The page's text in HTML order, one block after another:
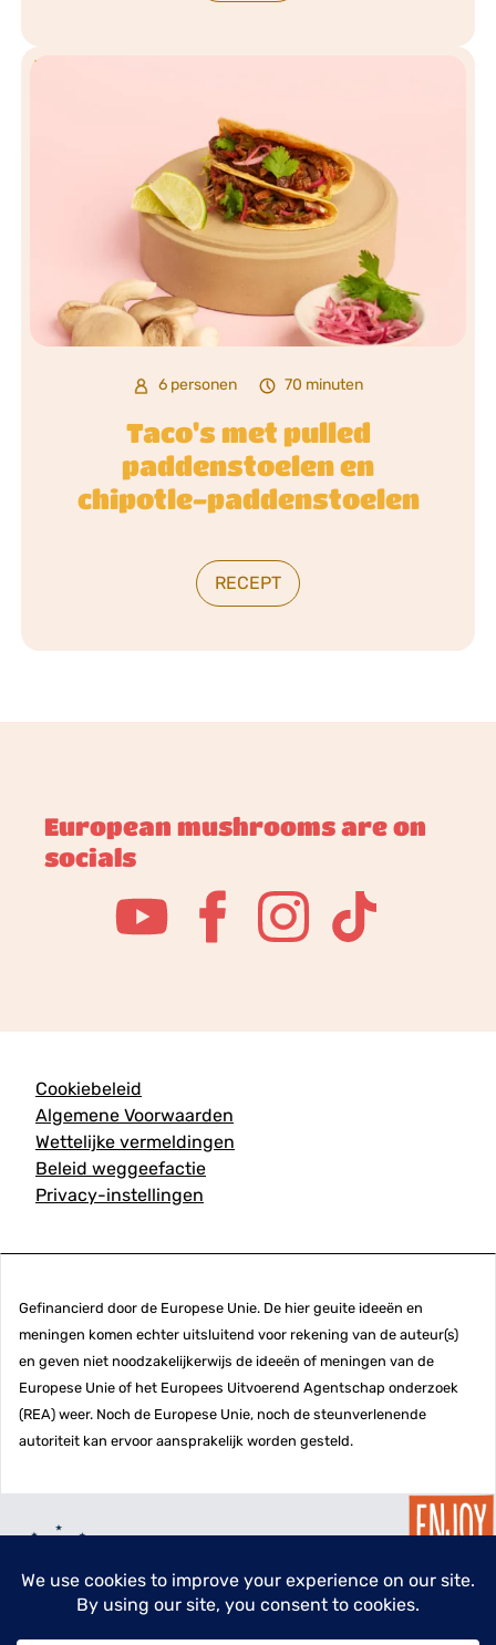
6 personen 70 minuten
Taco's met pulled
paddenstoelen en
chipotle-paddenstoelen
RECEPT
European mushrooms are on
socials
Cookiebeleid
Algemene Voorwaarden
Wettelijke vermeldingen
Beleid weggeefactie
Privacy-instellingen
Gefinancierd door de Europese Unie. De hier geuite ideeën en
meningen komen echter uitsluitend voor rekening van de auteur(s)
en geven niet noodzakelijkerwijs de ideeën of meningen van de
Europese Unie of het Europees Uitvoerend Agentschap onderzoek
(REA) weer. Noch de Europese Unie, noch de steunverlenende
autoriteit kan ervoor aansprakelijk worden gesteld.